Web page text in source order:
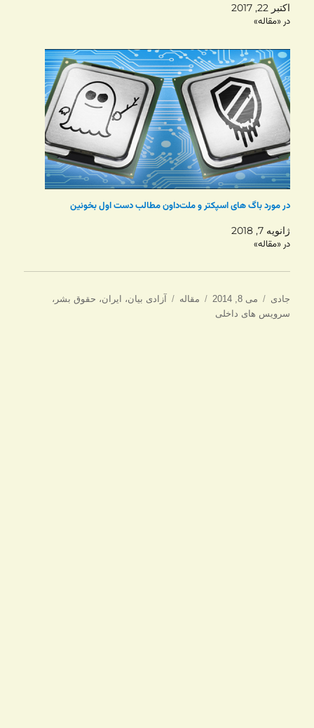
اکتبر 22, 2017
در «مقاله»
در مورد باگ های اسپکتر و ملت‌داون مطالب دست اول بخونین
ژانویه 7, 2018
در «مقاله»
نویسنده
جادی
ارسال
شده
می 8, 2014 دسته‌ها
مقاله برچسب‌ها
آزادی بیان، ایران، حقوق بشر ،
سرویس های داخلی